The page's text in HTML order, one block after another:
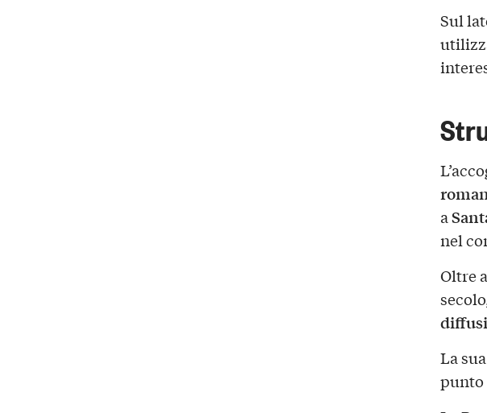
Sul
a
nel
Oltre
La sua